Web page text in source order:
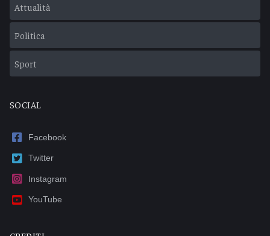
Attualità
Politica
Sport
SOCIAL
Facebook
Twitter
Instagram
YouTube